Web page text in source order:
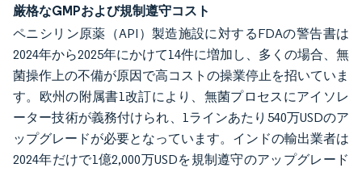
厳格なGMPおよび規制遵守コスト
ペニシリン原薬（API）製造施設に対するFDAの警告書は
2024年から2025年にかけて14件に増加し、多くの場合、無
菌操作上の不備が原因で高コストの操業停止を招いていま
す。欧州の附属書1改訂により、無菌プロセスにアイソレ
ーター技術が義務付けられ、1ラインあたり540万USDのア
ップグレードが必要となっています。インドの輸出業者は
2024年だけで1億2,000万USDを規制遵守のアップグレード